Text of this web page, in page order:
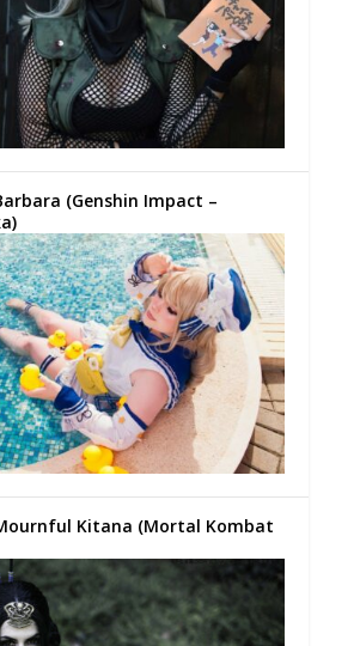
(Genshin Impact –
Kitana (Mortal Kombat